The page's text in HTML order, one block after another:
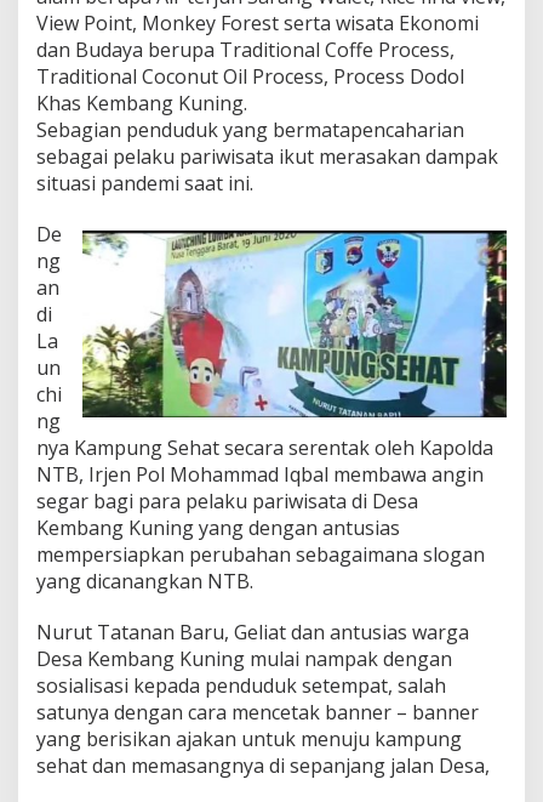
u
n
g
S
e
h
t
View Point, Monkey Forest serta wisata Ekonomi
dan Budaya berupa Traditional Coffe Process,
Traditional Coconut Oil Process, Process Dodol
Khas Kembang Kuning.
Sebagian penduduk yang bermatapencaharian
sebagai pelaku pariwisata ikut merasakan dampak
situasi pandemi saat ini.
De
ng
an
di
La
un
chi
ng
nya Kampung Sehat secara serentak oleh Kapolda
NTB, Irjen Pol Mohammad Iqbal membawa angin
segar bagi para pelaku pariwisata di Desa
Kembang Kuning yang dengan antusias
mempersiapkan perubahan sebagaimana slogan
yang dicanangkan NTB.
Nurut Tatanan Baru, Geliat dan antusias warga
Desa Kembang Kuning mulai nampak dengan
sosialisasi kepada penduduk setempat, salah
satunya dengan cara mencetak banner – banner
yang berisikan ajakan untuk menuju kampung
sehat dan memasangnya di sepanjang jalan Desa,